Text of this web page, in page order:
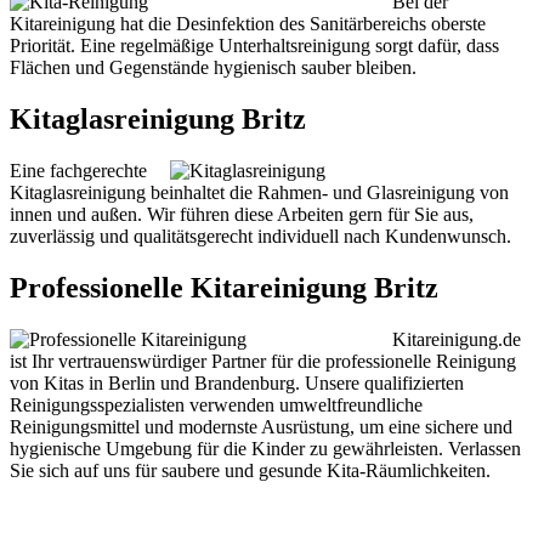
Kitareinigung hat die Desinfektion des Sanitärbereichs oberste
Priorität. Eine regelmäßige Unterhaltsreinigung sorgt dafür, dass
Flächen und Gegenstände hygienisch sauber bleiben.
Kitaglasreinigung Britz
Eine fachgerechte
Kitaglasreinigung beinhaltet die Rahmen- und Glasreinigung von
innen und außen. Wir führen diese Arbeiten gern für Sie aus,
zuverlässig und qualitätsgerecht individuell nach Kundenwunsch.
Professionelle Kitareinigung Britz
Kitareinigung.de
ist Ihr vertrauenswürdiger Partner für die professionelle Reinigung
von Kitas in Berlin und Brandenburg. Unsere qualifizierten
Reinigungsspezialisten verwenden umweltfreundliche
Reinigungsmittel und modernste Ausrüstung, um eine sichere und
hygienische Umgebung für die Kinder zu gewährleisten. Verlassen
Sie sich auf uns für saubere und gesunde Kita-Räumlichkeiten.